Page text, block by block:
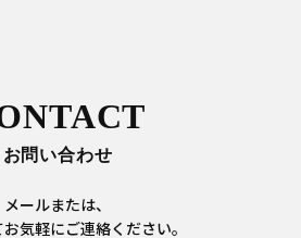
お問い合わせ
メールまたは、
気軽にご連絡ください。